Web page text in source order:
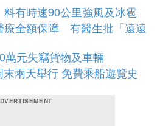
有時速90公里強風及冰雹
療全額保障 有醫生批「遠遠
萬元失竊貨物及車輛
兩天舉行 免費乘船遊覽史